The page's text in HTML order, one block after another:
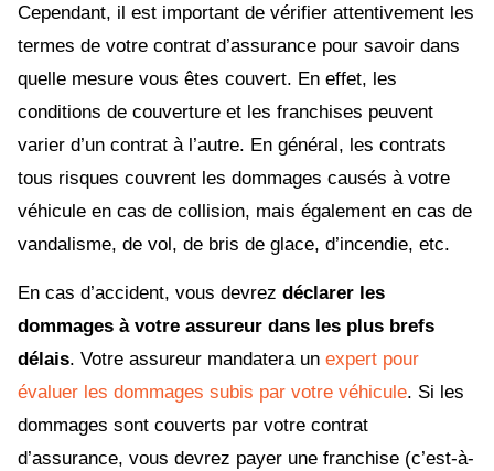
Cependant, il est important de vérifier attentivement les
termes de votre contrat d’assurance pour savoir dans
quelle mesure vous êtes couvert. En effet, les
conditions de couverture et les franchises peuvent
varier d’un contrat à l’autre. En général, les contrats
tous risques couvrent les dommages causés à votre
véhicule en cas de collision, mais également en cas de
vandalisme, de vol, de bris de glace, d’incendie, etc.
En cas d’accident, vous devrez déclarer les
dommages à votre assureur dans les plus brefs
délais. Votre assureur mandatera un expert pour
évaluer les dommages subis par votre véhicule. Si les
dommages sont couverts par votre contrat
d’assurance, vous devrez payer une franchise (c’est-à-